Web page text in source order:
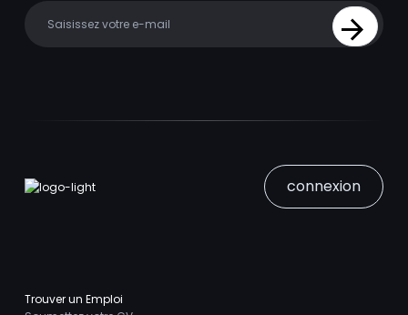
Sign Up
connexion
Trouver un Emploi